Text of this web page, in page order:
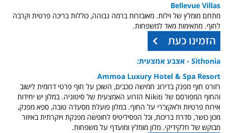
Bellevue Villas
מתחם מומלץ של וילות. מאובזרות ברמה גבוהה, כוללות בריכה פרטית וקרבה
לחוף. מתאימות מאד למשפחות.
Sithonia - אצבע אמצעית:
Ammoa Luxury Hotel & Spa Resort
רזורט חוף מפנק בדירוג חמישה כוכבים, השוכן על חוף פרטי דרומית לישוב
והחוף המפורסם של Nikiti הזרוע האמצעית של סיטוניה. במלון יש יחידות
אירוח פרטיות ולאקצ'רי על החוף. במלון פועלת מסעדה טובה, ספא מפנק,
מכון כושר, סדרת בריכות, וכל הפסיליטיס לחופשה מפנקת ויוקרתית באיזור
מבוקש של חלקידיקי. מלון מומלץ ומועדף על משפחות.